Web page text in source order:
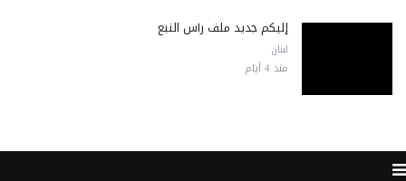
إليكم جديد ملف رأس النبع
لبنان
منذ 4 أيام